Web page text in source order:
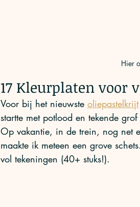
Hier
17 Kleurplaten voor
Voor bij het nieuwste oliepastelkrijt
startte met potlood en tekende
Op vakantie, in de trein, nog net
maakte ik meteen een grove
vol tekeningen (40+ stuks!).